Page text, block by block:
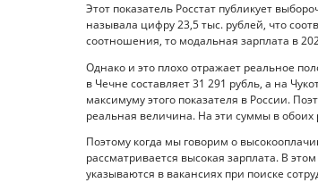
Этот показатель Росстат публикует
называла цифру 23,5 тыс. рублей, что
соотношения, то модальная зарплата в
Однако и это плохо отражает реальное
в Чечне составляет 31 291 рубль, а на
максимуму этого показателя в России.
реальная величина. На эти суммы в
Поэтому когда мы говорим о
рассматривается высокая зарплата. В
указываются в вакансиях при поиске